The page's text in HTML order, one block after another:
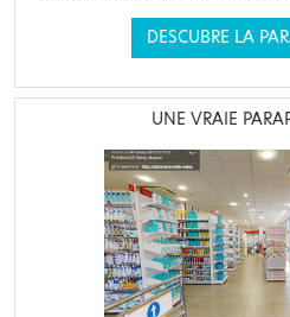
DESCUBRE LA
UNE VRAIE